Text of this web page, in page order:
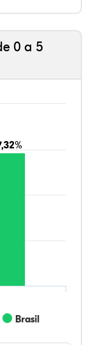
0 a 5
Brasil